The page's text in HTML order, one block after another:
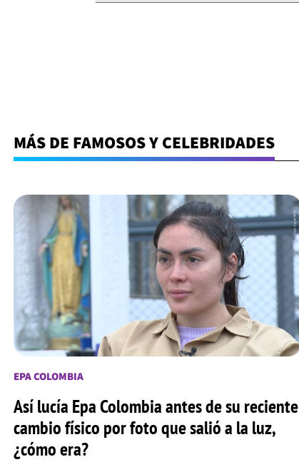
MÁS DE FAMOSOS Y CELEBRIDADES
EPA COLOMBIA
Así lucía Epa Colombia antes de su reciente
cambio físico por foto que salió a la luz,
¿cómo era?